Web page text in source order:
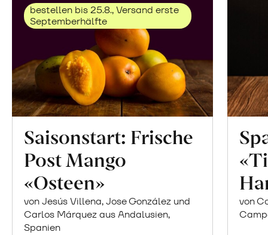
bestellen bis 25.8., Versand erste
Septemberhälfte
Saisonstart: Frische
Post Mango
«Osteen»
von Jesús Villena, Jose González und
Carlos Márquez aus Andalusien,
Spanien
von